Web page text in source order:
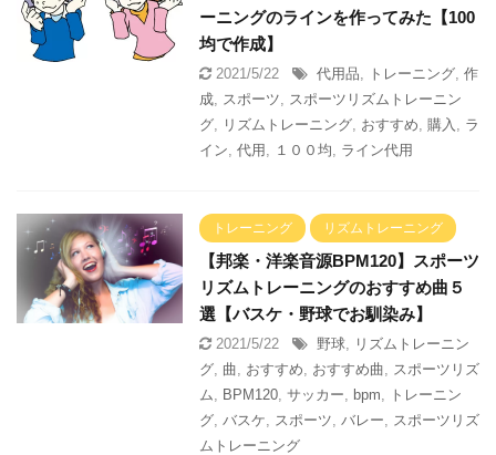
ーニングのラインを作ってみた【100
均で作成】
2021/5/22 代用品, トレーニング, 作
成, スポーツ, スポーツリズムトレーニン
グ, リズムトレーニング, おすすめ, 購入 , ラ
イン, 代用 , １００均, ライン代用
トレーニング リズムトレーニング
【邦楽・洋楽音源BPM120】スポーツ
リズムトレーニングのおすすめ曲５
選【バスケ・野球でお馴染み】
2021/5/22 野球, リズムトレーニン
グ, 曲, おすすめ, おすすめ曲, スポーツリズ
ム, BPM120, サッカー, bpm,
トレーニン
グ, バスケ, スポーツ, バレー, スポーツリズ
ムトレーニング